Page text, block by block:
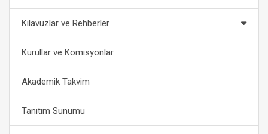
Kılavuzlar ve Rehberler
Kurullar ve Komisyonlar
Akademik Takvim
Tanıtım Sunumu